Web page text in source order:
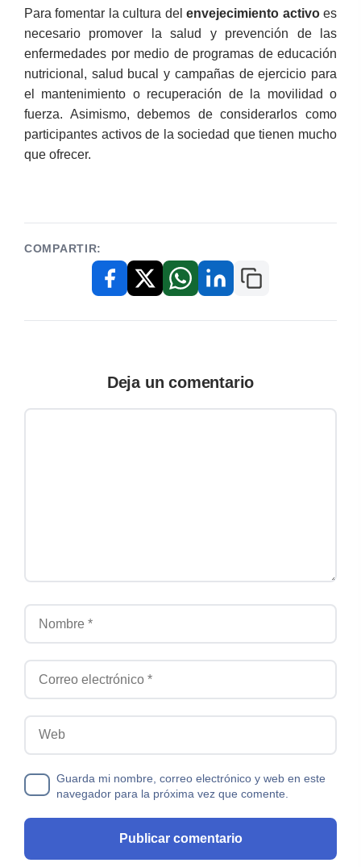
Para fomentar la cultura delenvejecimiento activoes
necesario promover la salud y prevención de las
enfermedades por medio de programas de educación
nutricional, salud bucal y campañas de ejercicio para
el mantenimiento o recuperación de la movilidad o
fuerza. Asimismo, debemos de considerarlos como
participantes activos de la sociedad que tienen mucho
que ofrecer.
COMPARTIR:
FacebookX / TwitterWhatsAppLinkedInCopiar enlace
Deja un comentario
Comentario
Guarda mi nombre, correo electrónico y web en este
navegador para la próxima vez que comente.